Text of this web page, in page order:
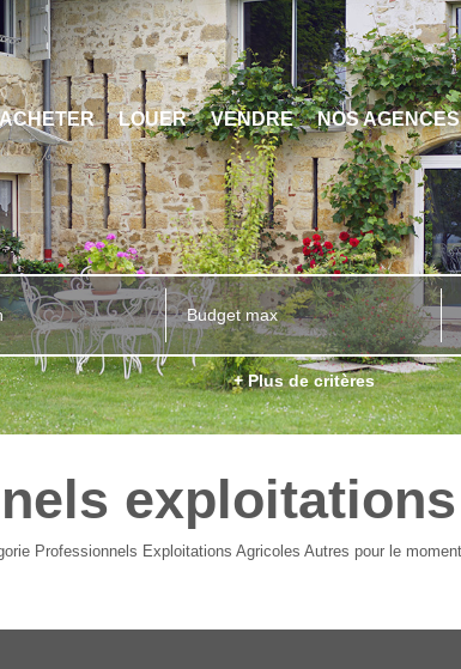
ACHETER LOUER VENDRE NOS AGENCES
+ Plus de critères
Professionnels Exploitations Agricoles Autres pour le